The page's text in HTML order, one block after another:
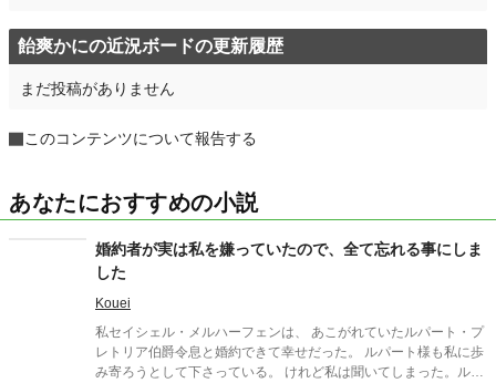
飴爽かにの近況ボードの更新履歴
まだ投稿がありません
このコンテンツについて報告する
あなたにおすすめの小説
婚約者が実は私を嫌っていたので、全て忘れる事にしま
した
Kouei
私セイシェル・メルハーフェンは、 あこがれていたルパート・プ
レトリア伯爵令息と婚約できて幸せだった。 ルパート様も私に歩
み寄ろうとして下さっている。 けれど私は聞いてしまった。ルパ